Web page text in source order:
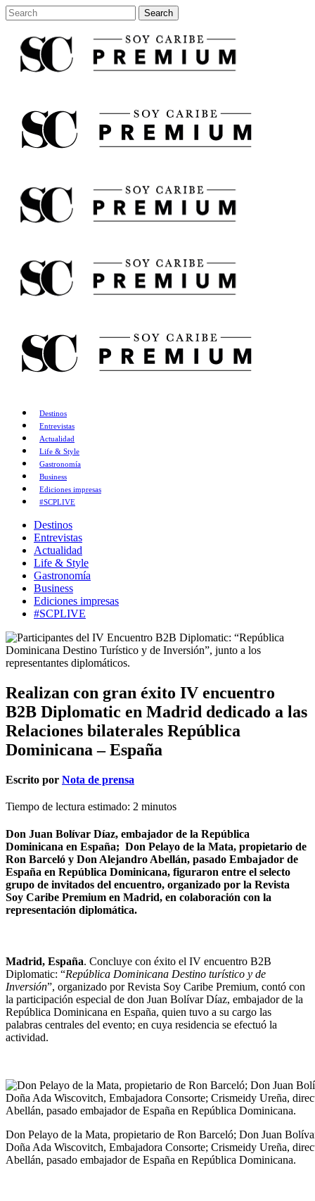
Destinos
Entrevistas
Actualidad
Life & Style
Gastronomía
Business
Ediciones impresas
#SCPLIVE
Destinos
Entrevistas
Actualidad
Life & Style
Gastronomía
Business
Ediciones impresas
#SCPLIVE
Realizan con gran éxito IV encuentro
B2B Diplomatic en Madrid dedicado a las
Relaciones bilaterales República
Dominicana – España
Escrito por Nota de prensa
Tiempo de lectura estimado: 2 minutos
Don Juan Bolívar Díaz, embajador de la República
Dominicana en España; Don Pelayo de la Mata, propietario de
Ron Barceló y Don Alejandro Abellán, pasado Embajador de
España en República Dominicana, figuraron entre el selecto
grupo de invitados del encuentro, organizado por la Revista
Soy Caribe Premium en Madrid, en colaboración con la
representación diplomática.
Madrid, España. Concluye con éxito el IV encuentro B2B
Diplomatic: “República Dominicana Destino turístico y de
Inversión”, organizado por Revista Soy Caribe Premium, contó con
la participación especial de don Juan Bolívar Díaz, embajador de la
República Dominicana en España, quien tuvo a su cargo las
palabras centrales del evento; en cuya residencia se efectuó la
actividad.
Don Pelayo de la Mata, propietario de Ron Barceló; Don Juan
Doña Ada Wiscovitch, Embajadora Consorte; Crismeidy Ureña,
Abellán, pasado embajador de España en República Dominicana.